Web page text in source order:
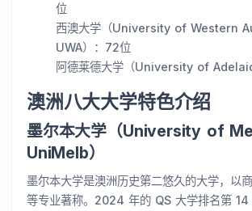
位
西澳大学（University of Western
UWA）：72位
阿德莱德大学（University of
澳洲八大大学特色介绍
墨尔本大学（University of
UniMelb）
墨尔本大学是澳洲历史第二悠久的大学，以
等专业著称。2024 年的 QS 大学排名第 14